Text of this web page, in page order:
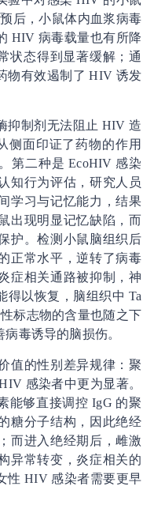
后，小鼠体内血浆病毒
HIV 病毒载量也有所降
状态得到显著缓解；通
物有效遏制了 HIV 诱发
抑制剂无法阻止 HIV 造
侧面印证了药物的作用
第二种是 EcoHIV 感染
知行为评估，研究人员
学习与记忆能力，结果
出现明显记忆缺陷，而
护。检测小鼠脑组织后
正常水平，逆转了病毒
症相关通路被抑制，神
得以恢复，脑组织中 Ta
标志物的含量也随之下
毒诱导的脑损伤。
值的性别差异规律：聚
感染者中更为显著。
能够直接调控 IgG 的聚
糖分子结构，因此绝经
而进入绝经期后，雌激
异常转变，炎症相关的
性 HIV 感染者需要更早